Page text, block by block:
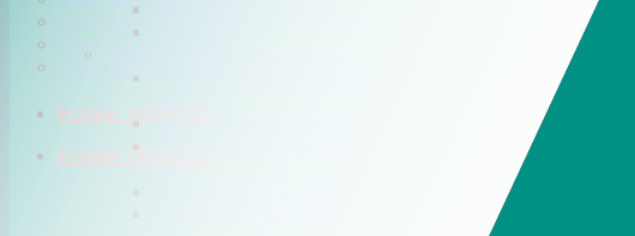
Hotline 19006525
Hotline 19006525
cấp
Hộp đựng giày cao cấp
Hộp đựng quần áo cao
cấp